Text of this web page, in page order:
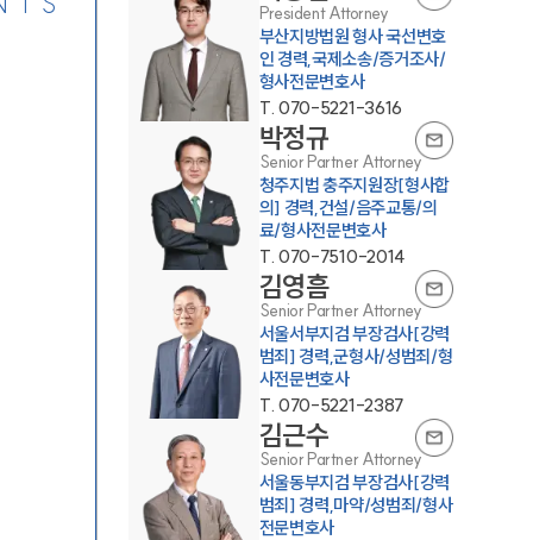
President Attorney
부산지방법원 형사 국선변호
인 경력,국제소송/증거조사/
형사전문변호사
T. 070-5221-3616
박정규
Senior Partner Attorney
청주지법 충주지원장[형사합
의] 경력,건설/음주교통/의
료/형사전문변호사
T. 070-7510-2014
김영흠
Senior Partner Attorney
서울서부지검 부장검사[강력
범죄] 경력,군형사/성범죄/형
사전문변호사
T. 070-5221-2387
김근수
Senior Partner Attorney
서울동부지검 부장검사[강력
범죄] 경력,마약/성범죄/형사
전문변호사